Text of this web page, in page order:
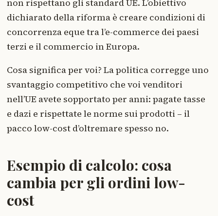
non rispettano gli standard UE. L’obiettivo
dichiarato della riforma è creare condizioni di
concorrenza eque tra l’e-commerce dei paesi
terzi e il commercio in Europa.
Cosa significa per voi? La politica corregge uno
svantaggio competitivo che voi venditori
nell’UE avete sopportato per anni: pagate tasse
e dazi e rispettate le norme sui prodotti – il
pacco low-cost d’oltremare spesso no.
Esempio di calcolo: cosa
cambia per gli ordini low-
cost